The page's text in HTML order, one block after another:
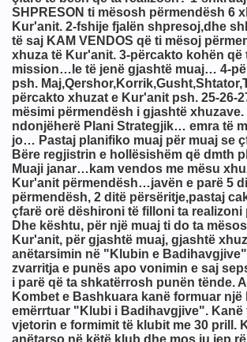
i tyre për masonët) fund
për shoqërinë
Blue Beam, H.A.A.R.P dhe Chemtrails !